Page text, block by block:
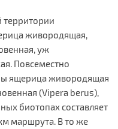
живородящая,
уж
Повсеместно
ящерица живородящая
(Vipera berus),
биотопах составляет
маршрута. В то же